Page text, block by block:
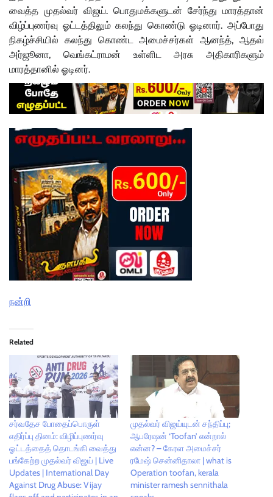
வைத்த முதல்வர் விஜய். பொதுமக்களுடன் சேர்ந்து மாரத்தான்
விழ்ப்புணர்வு ஓட்டத்திலும் கலந்து கொண்டு ஓடினார். அப்போது
நிகழ்ச்சியில் கலந்து கொண்ட அமைச்சர்கள் ஆனந்த், ஆதவ்
அர்ஜூனா, வெங்கட்ராமன் உள்ளிட அரசு அதிகாரிகளும்
மாரத்தானில் ஓடினர்.
நன்றி
Related
சர்வதேச போதைப்பொருள்
எதிர்ப்பு தினம்: விழிப்புணர்வு
ஓட்டத்தைத் தொடங்கி வைத்து
பங்கேற்ற முதல்வர் விஜய் | Live
Updates | International Day
Against Drug Abuse: Vijay
முதல்வர் விஜய்யுடன் சந்திப்பு;
ஆபரேஷன் ‘Toofan’ என்றால்
என்ன? – கேரள அமைச்சர்
ரமேஷ் சென்னிதாலா | what is
Operation toofan, kerala
minister ramesh sennithala